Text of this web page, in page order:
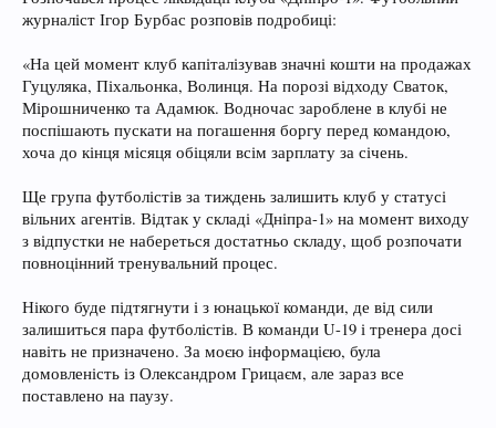
журналіст Ігор Бурбас розповів подробиці:
«На цей момент клуб капіталізував значні кошти на продажах
Гуцуляка, Піхальонка, Волинця. На порозі відходу Сваток,
Мірошниченко та Адамюк. Водночас зароблене в клубі не
поспішають пускати на погашення боргу перед командою,
хоча до кінця місяця обіцяли всім зарплату за січень.
Ще група футболістів за тиждень залишить клуб у статусі
вільних агентів. Відтак у складі «Дніпра-1» на момент виходу
з відпустки не набереться достатньо складу, щоб розпочати
повноцінний тренувальний процес.
Нікого буде підтягнути і з юнацької команди, де від сили
залишиться пара футболістів. В команди U-19 і тренера досі
навіть не призначено. За моєю інформацією, була
домовленість із Олександром Грицаєм, але зараз все
поставлено на паузу.